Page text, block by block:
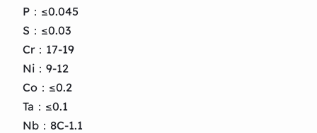
P：≤0.045
S：≤0.03
Cr：17-19
Ni：9-12
Co：≤0.2
Ta：≤0.1
Nb：8C-1.1